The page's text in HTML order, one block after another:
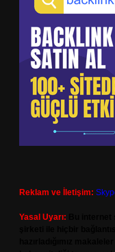
Reklam ve İletişim:
Yasal Uyarı: